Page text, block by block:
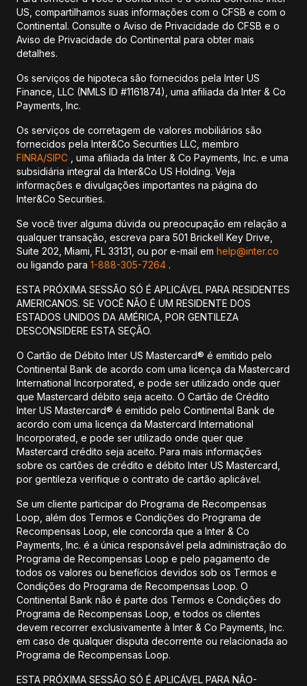
US, compartilhamos suas informações com o CFSB e com o
Continental. Consulte o Aviso de Privacidade do CFSB e o
Aviso de Privacidade do Continental para obter mais
detalhes.
Os serviços de hipoteca são fornecidos pela Inter US
Finance, LLC (NMLS ID #1161874), uma afiliada da Inter & Co
Payments, Inc.
Os serviços de corretagem de valores mobiliários são
fornecidos pela Inter&Co Securities LLC, membro
FINRA/SIPC , uma afiliada da Inter & Co Payments, Inc. e uma
subsidiária integral da Inter&Co US Holding. Veja
informações e divulgações importantes na página do
Inter&Co Securities.
Se você tiver alguma dúvida ou preocupação em relação a
qualquer transação, escreva para 501 Brickell Key Drive,
Suite 202, Miami, FL 33131, ou por e-mail em help@inter.co
ou ligando para 1-888-305-7264 .
ESTA PRÓXIMA SESSÃO SÓ É APLICÁVEL PARA RESIDENTES
AMERICANOS. SE VOCÊ NÃO É UM RESIDENTE DOS
ESTADOS UNIDOS DA AMÉRICA, POR GENTILEZA
DESCONSIDERE ESTA SEÇÃO.
O Cartão de Débito Inter US Mastercard® é emitido pelo
Continental Bank de acordo com uma licença da Mastercard
International Incorporated, e pode ser utilizado onde quer
que Mastercard débito seja aceito. O Cartão de Crédito
Inter US Mastercard® é emitido pelo Continental Bank de
acordo com uma licença da Mastercard International
Incorporated, e pode ser utilizado onde quer que
Mastercard crédito seja aceito. Para mais informações
sobre os cartões de crédito e débito Inter US Mastercard,
por gentileza verifique o contrato de cartão aplicável.
Se um cliente participar do Programa de Recompensas
Loop, além dos Termos e Condições do Programa de
Recompensas Loop, ele concorda que a Inter & Co
Payments, Inc. é a única responsável pela administração do
Programa de Recompensas Loop e pelo pagamento de
todos os valores ou benefícios devidos sob os Termos e
Condições do Programa de Recompensas Loop. O
Continental Bank não é parte dos Termos e Condições do
Programa de Recompensas Loop, e todos os clientes
devem recorrer exclusivamente à Inter & Co Payments, Inc.
em caso de qualquer disputa decorrente ou relacionada ao
Programa de Recompensas Loop.
ESTA PRÓXIMA SESSÃO SÓ É APLICÁVEL PARA NÃO-